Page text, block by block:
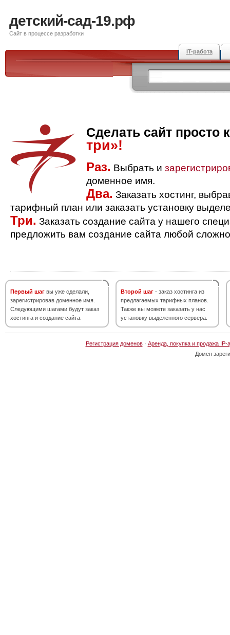
детский-сад-19.рф
Сайт в процессе разработки
IT-работа
Сделать сайт просто
три»!
Раз. Выбрать и
доменное имя.
Два. Заказать хостинг,
тарифный план или заказать установку
Три. Заказать создание сайта у нашего
предложить вам создание сайта любой
Первый шаг вы уже сделали,
зарегистрировав доменное имя.
Следующими шагами будут заказ
хостинга и создание сайта.
Второй шаг - заказ хостинга из
предлагаемых тарифных планов.
Также вы можете заказать у нас
установку выделенного сервера.
Регистрация доменов· Аренда, покупка и продажа IP-
Домен